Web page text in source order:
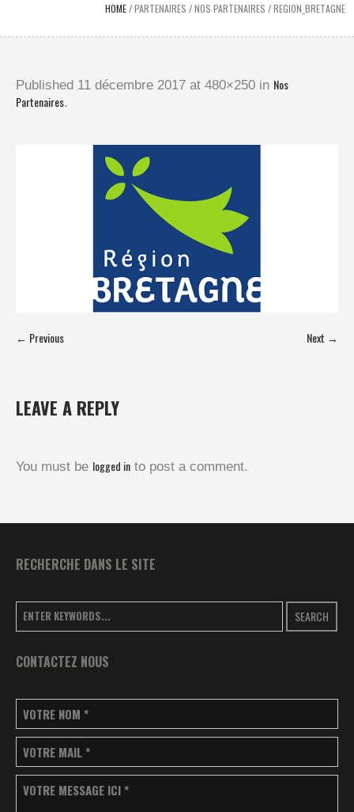
HOME/PARTENAIRES /NOS PARTENAIRES /REGION_BRETAGNE
Published 11 décembre 2017 at 480×250 in Nos
Partenaires.
← Previous Next →
LEAVE A REPLY
You must be logged in to post a comment.
RECHERCHE DANS LE SITE
SEARCH
CONTACTEZ NOUS
VOTRE NOM *
VOTRE MAIL *
VOTRE MESSAGE ICI *